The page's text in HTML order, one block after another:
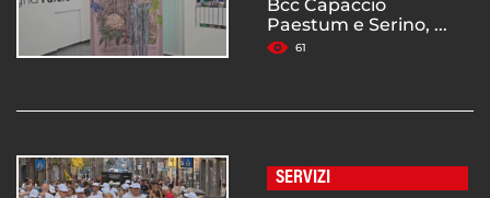
Bcc Capaccio
Paestum e Serino, ...
61
SERVIZI